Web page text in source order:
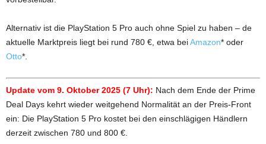
Alternativ ist die PlayStation 5 Pro auch ohne Spiel zu haben – de
aktuelle Marktpreis liegt bei rund 780 €, etwa beiAmazon* oder
Otto*.
Update vom 9. Oktober 2025 (7 Uhr): Nach dem Ende der Prime
Deal Days kehrt wieder weitgehend Normalität an der Preis-Front
ein: Die PlayStation 5 Pro kostet bei den einschlägigen Händlern
derzeit zwischen 780 und 800 €.